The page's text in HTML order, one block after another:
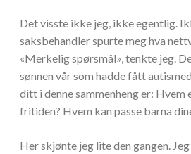
Det visste ikke jeg, ikke egentlig.
saksbehandler spurte meg hva
«Merkelig spørsmål», tenkte jeg.
sønnen vår som hadde fått
ditt i denne sammenheng er: Hvem
fritiden? Hvem kan passe barna
Her skjønte jeg lite den gangen.